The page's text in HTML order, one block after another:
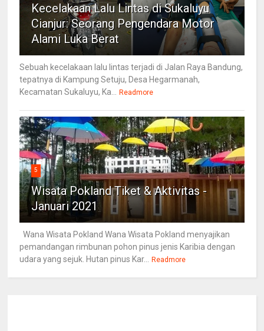
Kecelakaan Lalu Lintas di Sukaluyu
Cianjur: Seorang Pengendara Motor
Alami Luka Berat
Sebuah kecelakaan lalu lintas terjadi di Jalan Raya Bandung,
tepatnya di Kampung Setuju, Desa Hegarmanah,
Kecamatan Sukaluyu, Ka...
Readmore
5
Wisata Pokland Tiket & Aktivitas -
Januari 2021
Wana Wisata Pokland Wana Wisata Pokland menyajikan
pemandangan rimbunan pohon pinus jenis Karibia dengan
udara yang sejuk. Hutan pinus Kar...
Readmore